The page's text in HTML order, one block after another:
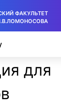
ФАКУЛЬТЕТ
для